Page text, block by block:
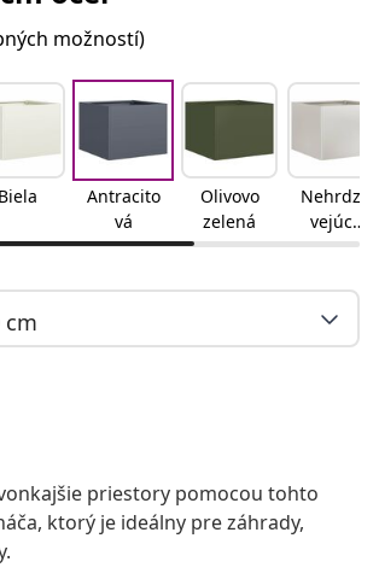
možností)
Biela
Antracito
vá
Olivovo
zelená
Nehrdza
vejúca
oceľ
cm
priestory pomocou tohto
ktorý je ideálny pre záhrady,